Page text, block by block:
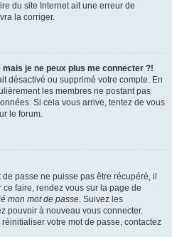
du site Internet ait une erreur de
la corriger.
je ne peux plus me connecter ?!
désactivé ou supprimé votre compte. En
les membres ne postant pas
Si cela vous arrive, tentez de vous
le forum.
passe ne puisse pas être récupéré, il
faire, rendez vous sur la page de
mon mot de passe. Suivez les
pouvoir à nouveau vous connecter.
votre mot de passe, contactez